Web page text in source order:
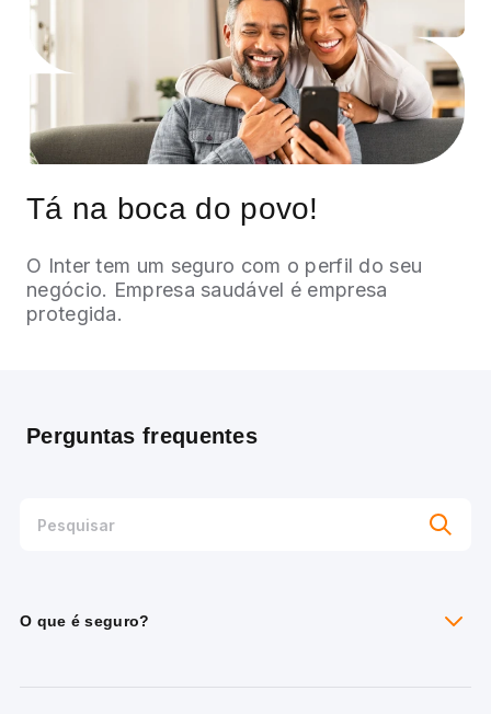
Tá na boca do povo!
O Inter tem um seguro com o perfil do seu
negócio. Empresa saudável é empresa
protegida.
Perguntas frequentes
O que é seguro?